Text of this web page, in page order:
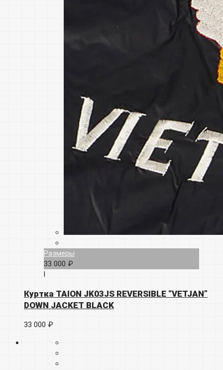
Размеры
33 000 ₽
Куртка TAION JK03JS REVERSIBLE “VETJAN”
DOWN JACKET BLACK
33 000 ₽